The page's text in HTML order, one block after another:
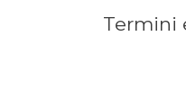
Termini